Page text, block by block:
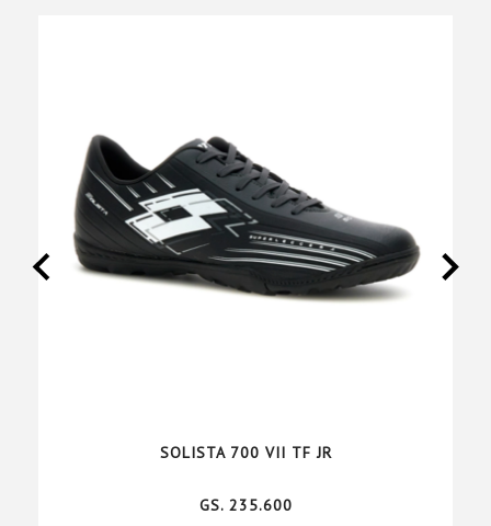
SOLISTA 700 VII TF JR
GS. 235.600